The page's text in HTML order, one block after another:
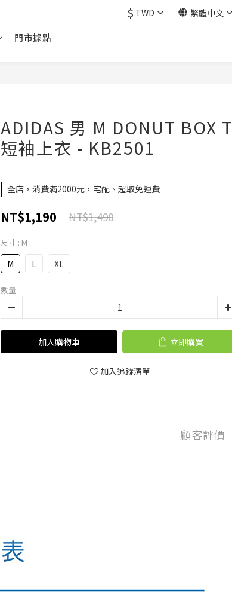
$ TWD 繁體中文
門市據點
ADIDAS 男 M DONUT BOX T
短袖上衣 - KB2501
全店，消費滿2000元，宅配、超取免運費
NT$1,190 NT$1,490
尺寸 : M
M L XL
數量
加入購物車 立即購買
加入追蹤清單
顧客評價